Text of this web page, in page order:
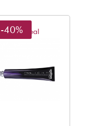
L'oreal
-40%